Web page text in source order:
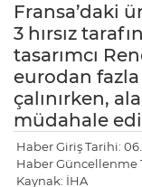
Fransa’daki
3 hırsız
tasarımcı
eurodan
çalınırken,
müdahale
Haber Giriş Tarihi:
Haber Güncellenme
Kaynak: İHA